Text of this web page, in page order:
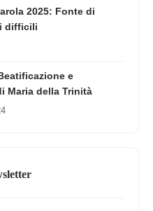
2025: Fonte di
difficili
e
Maria della Trinità